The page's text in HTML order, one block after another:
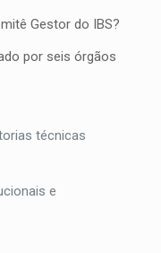
Gestor do IBS?
por seis órgãos
técnicas
e